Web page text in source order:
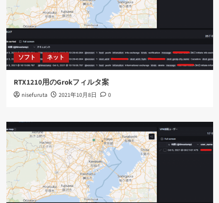
ソフト ネット
RTX1210用のGrokフィルタ案
nisefuruta 2021年10月8日 0